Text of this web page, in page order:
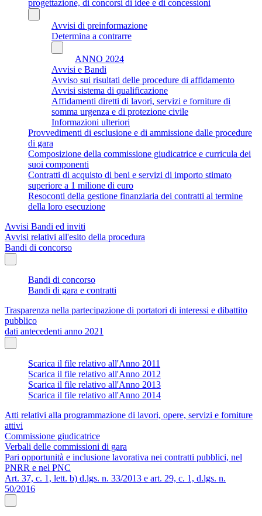
progettazione, di concorsi di idee e di concessioni
Avvisi di preinformazione
Determina a contrarre
ANNO 2024
Avvisi e Bandi
Avviso sui risultati delle procedure di affidamento
Avvisi sistema di qualificazione
Affidamenti diretti di lavori, servizi e forniture di
somma urgenza e di protezione civile
Informazioni ulteriori
Provvedimenti di esclusione e di ammissione dalle procedure
di gara
Composizione della commissione giudicatrice e curricula dei
suoi componenti
Contratti di acquisto di beni e servizi di importo stimato
superiore a 1 milione di euro
Resoconti della gestione finanziaria dei contratti al termine
della loro esecuzione
Avvisi Bandi ed inviti
Avvisi relativi all'esito della procedura
Bandi di concorso
Bandi di concorso
Bandi di gara e contratti
Trasparenza nella partecipazione di portatori di interessi e dibattito
pubblico
dati antecedenti anno 2021
Scarica il file relativo all'Anno 2011
Scarica il file relativo all'Anno 2012
Scarica il file relativo all'Anno 2013
Scarica il file relativo all'Anno 2014
Atti relativi alla programmazione di lavori, opere, servizi e forniture
attivi
Commissione giudicatrice
Verbali delle commissioni di gara
Pari opportunità e inclusione lavorativa nei contratti pubblici, nel
PNRR e nel PNC
Art. 37, c. 1, lett. b) d.lgs. n. 33/2013 e art. 29, c. 1, d.lgs. n.
50/2016